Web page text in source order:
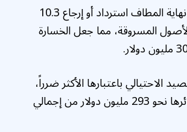
ومع ذلك، تم في نهاية المطاف استرداد أو إرجاع 10.3
المسروقة، مما جعل الخسارة
الاحتيالي باعتبارها الأكثر ضرراً،
حيث بلغت خسائرها نحو 293 مليون دولار من إجمالي